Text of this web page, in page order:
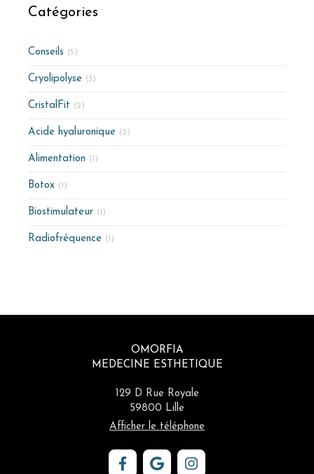
Catégories
Conseils (5)
Cryolipolyse (3)
CristalFit (2)
Acide hyaluronique (2)
Alimentation (1)
Botox (1)
Biostimulateur (1)
Radiofréquence (1)
OMORFIA
MEDECINE ESTHETIQUE
129 D Rue Royale
59800 Lille
Afficher le téléphone